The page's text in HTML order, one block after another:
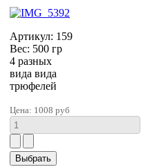
Артикул: 159
Вес: 500 гр
4 разных
вида вида
трюфелей
Цена: 1008 руб